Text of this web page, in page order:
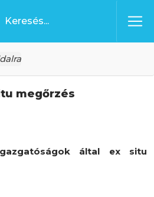
megőrzés
által ex situ